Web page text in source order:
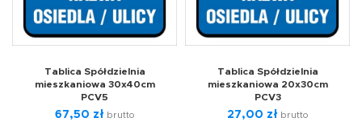
Tablica Spółdzielnia
mieszkaniowa 30x40cm
PCV5
67,50 zł brutto
Tablica Spółdzielnia
mieszkaniowa 20x30cm
PCV3
27,00 zł brutto